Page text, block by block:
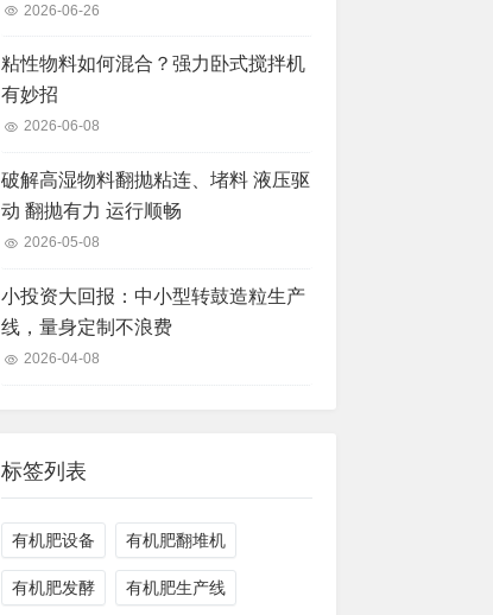
2026-06-26
粘性物料如何混合？强力卧式搅拌机
有妙招
2026-06-08
破解高湿物料翻抛粘连、堵料 液压驱
动 翻抛有力 运行顺畅
2026-05-08
小投资大回报：中小型转鼓造粒生产
线，量身定制不浪费
2026-04-08
标签列表
有机肥设备 有机肥翻堆机
有机肥发酵 有机肥生产线